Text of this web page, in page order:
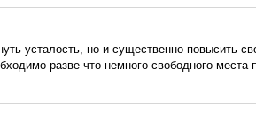
усталость, но и существенно повысить
разве что немного свободного